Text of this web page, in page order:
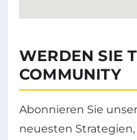
WERDEN SIE
COMMUNITY
Abonnieren Sie
neuesten